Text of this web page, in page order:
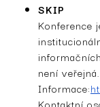
SKIP
Konference
není veřejná.
Informace: